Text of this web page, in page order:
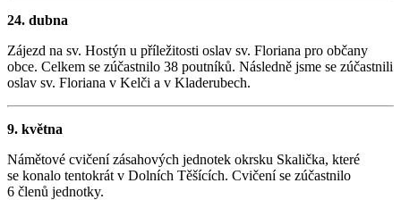
24. dubna
Zájezd na sv. Hostýn u příležitosti oslav sv. Floriana pro občany
obce. Celkem se zúčastnilo 38 poutníků. Následně jsme se zúčastnili
oslav sv. Floriana v Kelči a v Kladerubech.
9. května
Námětové cvičení zásahových jednotek okrsku Skalička, které
se konalo tentokrát v Dolních Těšících. Cvičení se zúčastnilo
6 členů jednotky.